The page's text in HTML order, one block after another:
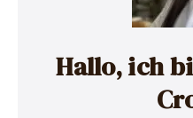
Hallo, ich